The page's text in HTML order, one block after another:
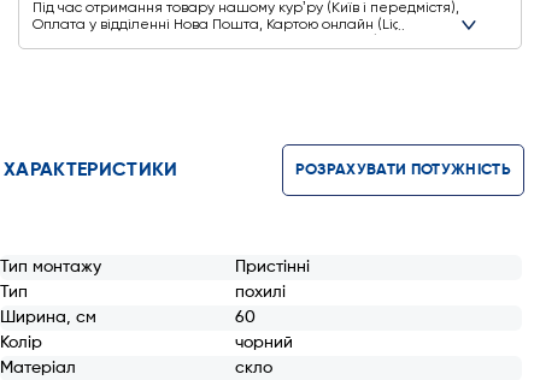
Під час отримання товару нашому курʼру (Київ і передмістя),
Оплата у відділенні Нова Пошта, Картою онлайн (Liqpay,
ХАРАКТЕРИСТИКИ РОЗРАХУВАТИ ПОТУЖНІСТЬ
Тип монтажу
Пристінні
Тип
похилі
Ширина, см
60
Колір
чорний
Матеріал
скло